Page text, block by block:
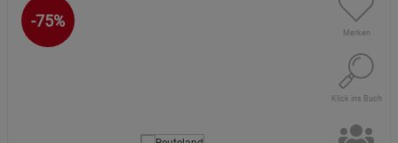
-75%
Merken
Klick ins Buch